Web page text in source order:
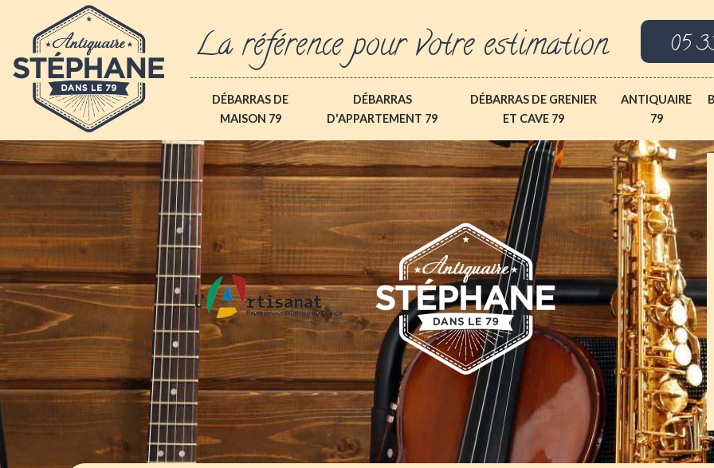
La référence pour votre estimation 05
DÉBARRAS DE
MAISON 79
DÉBARRAS
D'APPARTEMENT 79
DÉBARRAS DE GRENIER
ET CAVE 79
ANTIQUAIRE
79